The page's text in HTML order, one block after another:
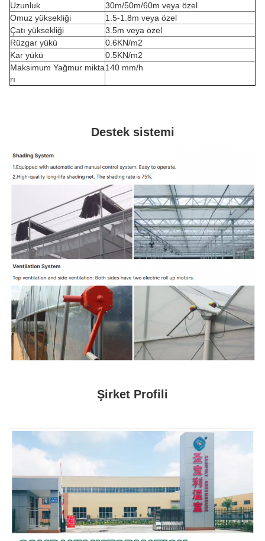
Uzunluk
30m/50m/60m veya özel
Omuz yüksekliği
1.5-1.8m veya özel
Çatı yüksekliği
3.5m veya özel
Rüzgar yükü
0.6KN/m2
Kar yükü
0.5KN/m2
Maksimum Yağmur mikta
rı
140 mm/h
Destek sistemi
Şirket Profili